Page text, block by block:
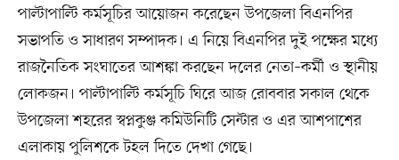
পাল্টাপাল্টি কর্মসূচির আয়োজন করেছেন উপজেলা বিএনপির
সভাপতি ও সাধারণ সম্পাদক। এ নিয়ে বিএনপির দুই পক্ষের মধ্যে
রাজনৈতিক সংঘাতের আশঙ্কা করছেন দলের নেতা–কর্মী ও স্থানীয়
লোকজন। পাল্টাপাল্টি কর্মসূচি ঘিরে আজ রোববার সকাল থেকে
উপজেলা শহরের স্বপ্নকুঞ্জ কমিউনিটি সেন্টার ও এর আশপাশের
এলাকায় পুলিশকে টহল দিতে দেখা গেছে।